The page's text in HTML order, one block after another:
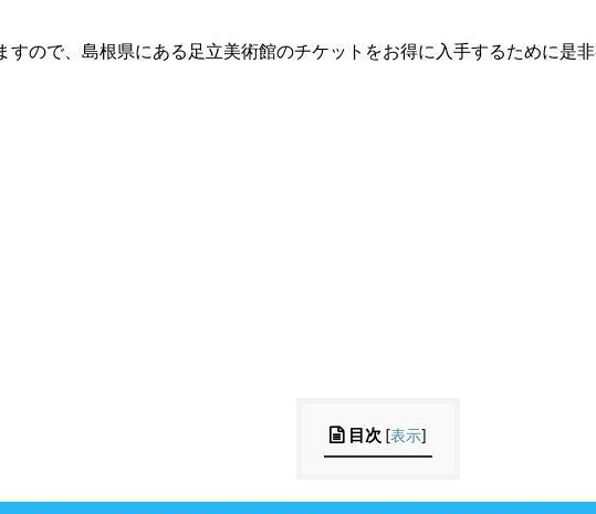
すので、島根県にある足立美術館のチケットをお得に入手するために是非
目次 [表示]